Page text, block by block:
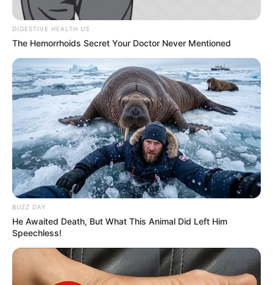
DIGESTIVE HEALTH US
The Hemorrhoids Secret Your Doctor Never Mentioned
BUZZ DAY
He Awaited Death, But What This Animal Did Left Him
Speechless!